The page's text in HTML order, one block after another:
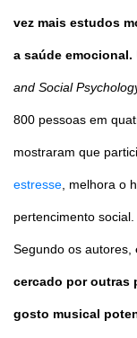
vez mais estudos
a saúde emocional.
and Social
800 pessoas em
mostraram que
estresse , melhora o
pertencimento social.
Segundo os autores,
cercado por outras
gosto musical